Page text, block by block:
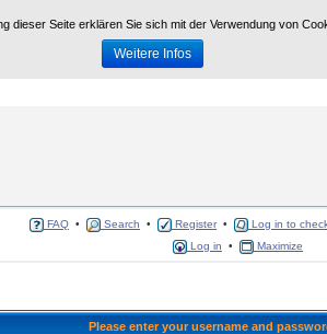
Seite erklären Sie sich mit der Verwendung von
Weitere Infos
. Alle dynamischen Funktionen, Formulare etc auf
FAQ • Search • Register•
Log in to
Log in • Maximize
Please enter your username and